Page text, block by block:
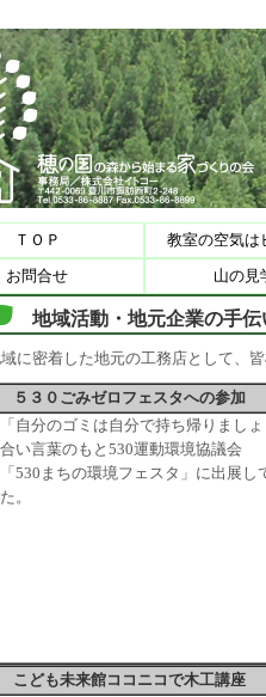
ＴＯＰ 教室の空気は
お問合せ
山の見
地域活動・地元企業の手伝
に密着した地元の工務店として、
３０ごみゼロフェスタへの参加
「自分のゴミは自分で持ち帰りまし
合い言葉のもと530運動環境協議会
「530まちの環境フェスタ」に出展し
た。
ども未来館ココニコで木工講座